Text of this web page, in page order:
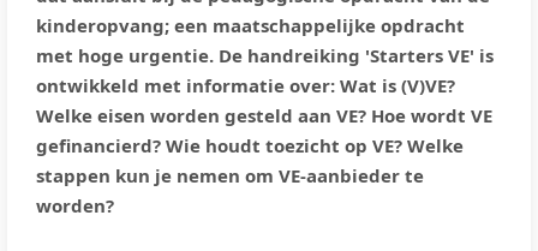
kinderopvang; een maatschappelijke opdracht
met hoge urgentie. De handreiking 'Starters VE' is
ontwikkeld met informatie over: Wat is (V)VE?
Welke eisen worden gesteld aan VE? Hoe wordt VE
gefinancierd? Wie houdt toezicht op VE? Welke
stappen kun je nemen om VE-aanbieder te
worden?